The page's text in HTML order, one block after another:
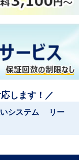
します！／
システム リー